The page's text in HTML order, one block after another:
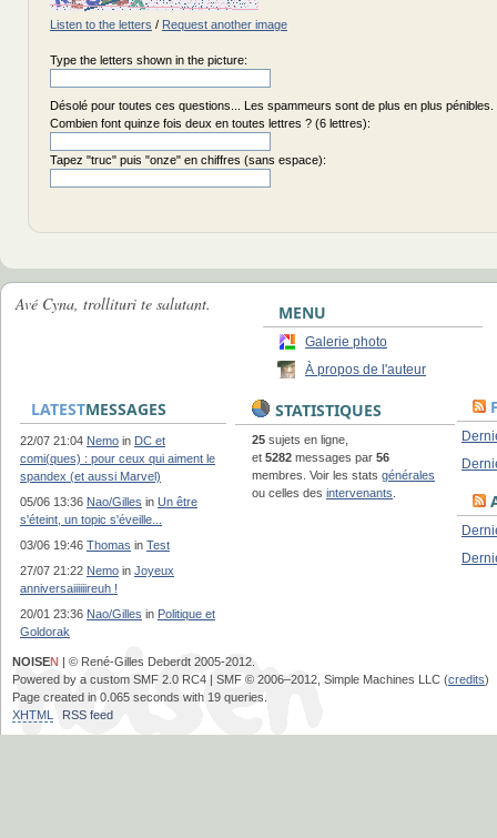
Listen to the letters / Request another image
Type the letters shown in the picture:
Désolé pour toutes ces questions... Les spammeurs sont de plus en plus pénibles.
Combien font quinze fois deux en toutes lettres ? (6 lettres):
Tapez "truc" puis "onze" en chiffres (sans espace):
Avé Cyna, trollituri te salutant. MENU
Galerie photo
À propos de l'auteur
LATESTMESSAGES
22/07 21:04 Nemo in DC et
comi(ques) : pour ceux qui aiment le
spandex (et aussi Marvel)
05/06 13:36 Nao/Gilles in Un être
s'éteint, un topic s'éveille...
03/06 19:46 Thomas in Test
27/07 21:22 Nemo in Joyeux
anniversaiiiiiireuh !
20/01 23:36 Nao/Gilles in Politique et
Goldorak
STATISTIQUES
25 sujets en ligne,
et 5282 messages par 56
membres. Voir les stats générales
ou celles des intervenants
NOISEN | © René-Gilles Deberdt 2005-2012.
Powered by a custom SMF 2.0 RC4 | SMF © 2006–2012, Simple Machines LLC (credits)
Page created in 0.065 seconds with 19 queries.
XHTML
RSS feed